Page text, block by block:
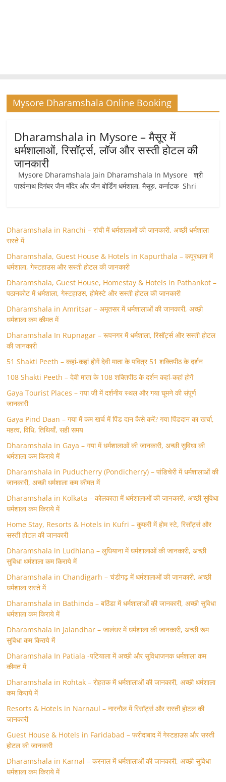
Mysore Dharamshala Online Booking
Dharamshala in Mysore – मैसूर में
धर्मशालाओं, रिसॉर्ट्स, लॉज और सस्ती होटल की
जानकारी
Mysore Dharamshala Jain Dharamshala In Mysore श्री
पार्श्वनाथ दिगंबर जैन मंदिर और जैन बोर्डिंग धर्मशाला, मैसूरु, कर्नाटक Shri
Dharamshala in Ranchi – रांची में धर्मशालाओं की जानकारी, अच्छी धर्मशाला
सस्ते में
Dharamshala, Guest House & Hotels in Kapurthala – कपूरथला में
धर्मशाला, गेस्टहाउस और सस्ती होटल की जानकारी
Dharamshala, Guest House, Homestay & Hotels in Pathankot –
पठानकोट में धर्मशाला, गेस्टहाउस, होमेस्टे और सस्ती होटल की जानकारी
Dharamshala in Amritsar – अमृतसर में धर्मशालाओं की जानकारी, अच्छी
धर्मशाला कम कीमत में
Dharamshala In Rupnagar – रूपनगर में धर्मशाला, रिसॉर्ट्स और सस्ती होटल
की जानकारी
51 Shakti Peeth – कहां-कहां होगें देवी माता के पवित्र 51 शक्तिपीठ के दर्शन
108 Shakti Peeth – देवी माता के 108 शक्तिपीठ के दर्शन कहां-कहां होगें
Gaya Tourist Places – गया जी में दर्शनीय स्थल और गया घूमने की संपूर्ण
जानकारी
Gaya Pind Daan – गया में कम खर्च में पिंड दान कैसे करें? गया पिंडदान का खर्चा,
महत्व, विधि, तिथियाँ, सही समय
Dharamshala in Gaya – गया में धर्मशालाओं की जानकारी, अच्छी सुविधा की
धर्मशाला कम किराये में
Dharamshala in Puducherry (Pondicherry) – पांडिचेरी में धर्मशालाओं की
जानकारी, अच्छी धर्मशाला कम कीमत में
Dharamshala in Kolkata – कोलकाता में धर्मशालाओं की जानकारी, अच्छी सुविधा
धर्मशाला कम किराये में
Home Stay, Resorts & Hotels in Kufri – कुफरी में होम स्‍टे, रिसॉर्ट्स और
सस्ती होटल की जानकारी
Dharamshala in Ludhiana – लुधियाना में धर्मशालाओं की जानकारी, अच्छी
सुविधा धर्मशाला कम किराये में
Dharamshala in Chandigarh – चंडीगढ़ में धर्मशालाओं की जानकारी, अच्छी
धर्मशाला सस्ते में
Dharamshala in Bathinda – बठिंडा में धर्मशालाओं की जानकारी, अच्छी सुविधा
धर्मशाला कम किराये में
Dharamshala in Jalandhar – जालंधर में धर्मशाला की जानकारी, अच्छी रूम
सुविधा कम किराये में
Dharamshala In Patiala -पटियाला में अच्छी और सुविधाजनक धर्मशाला कम
कीमत में
Dharamshala in Rohtak – रोहतक में धर्मशालाओं की जानकारी, अच्छी धर्मशाला
कम किराये में
Resorts & Hotels in Narnaul – नारनौल में रिसॉर्ट्स और सस्ती होटल की
जानकारी
Guest House & Hotels in Faridabad – फरीदाबाद में गेस्टहाउस और सस्ती
होटल की जानकारी
Dharamshala in Karnal – करनाल में धर्मशालाओं की जानकारी, अच्छी सुविधा
धर्मशाला कम किराये में